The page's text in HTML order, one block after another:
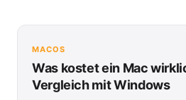
MACOS
Was kostet ein Mac
Vergleich mit Windows